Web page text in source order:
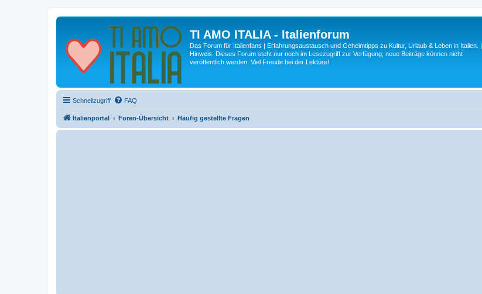
TI AMO ITALIA - Italienforum
Das Forum für Italienfans | Erfahrungsaustausch und Geheimtipps zu Kultur, Urlaub & Leben in Italien. |
Hinweis: Dieses Forum steht nur noch im Lesezugriff zur Verfügung, neue Beiträge können nicht
veröffentlich werden. Viel Freude bei der Lektüre!
Schnellzugriff FAQ
Italienportal Foren-Übersicht Häufig gestellte Fragen